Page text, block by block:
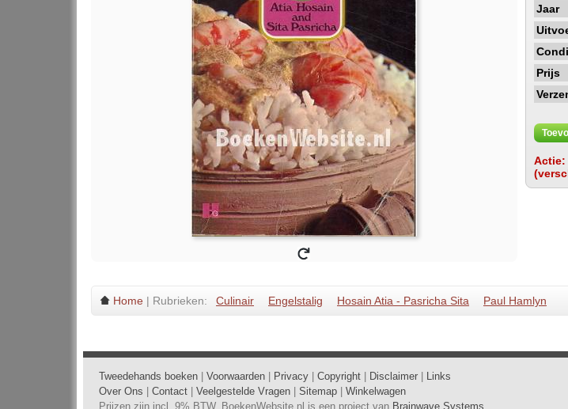
Jaar
Prijs
Actie:
Home | Rubrieken: Culinair Engelstalig Hosain Atia - Pasricha Sita Paul Hamlyn
Tweedehands boeken Voorwaarden Privacy Copyright Disclaimer
Links
Over Ons
Contact Veelgestelde Vragen Sitemap
Winkelwagen
Prijzen zijn incl. 9% BTW. BoekenWebsite.nl is een project van Brainwave Systems